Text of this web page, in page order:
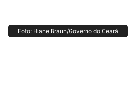
Foto: Hiane Braun/Governo do Ceará